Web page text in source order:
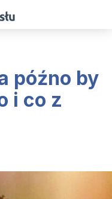
późno by
i co z